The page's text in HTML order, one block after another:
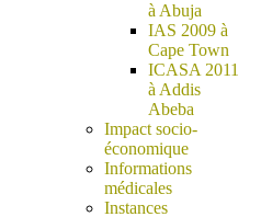
à Abuja
IAS 2009 à
Cape Town
ICASA 2011
à Addis
Abeba
Impact socio-
économique
Informations
médicales
Instances